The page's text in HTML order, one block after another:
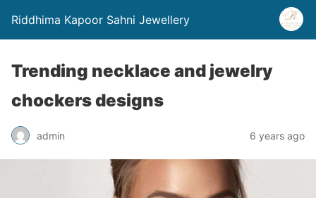
Riddhima Kapoor Sahni Jewellery
Trending necklace and jewelry
chockers designs
admin 6 years ago